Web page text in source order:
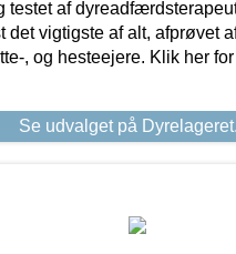
testet af
det vigtigste af alt, afprøvet
, og hesteejere. Klik her
Se udvalget på